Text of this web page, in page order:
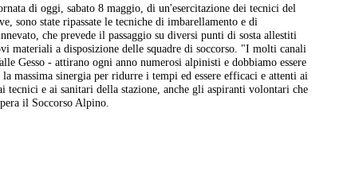
di oggi, sabato 8 maggio, di un'esercitazione dei tecnici del
sono state ripassate le tecniche di imbarellamento e di
che prevede il passaggio su diversi punti di sosta allestiti
materiali a disposizione delle squadre di soccorso. "I molti canali
Gesso - attirano ogni anno numerosi alpinisti e dobbiamo essere
massima sinergia per ridurre i tempi ed essere efficaci e attenti ai
e ai sanitari della stazione, anche gli aspiranti volontari che
il Soccorso Alpino.